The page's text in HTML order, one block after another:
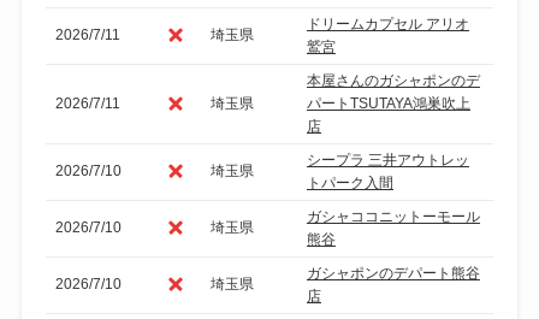
2026/7/11 埼玉県
ドリームカプセル アリオ
鷲宮
2026/7/11 埼玉県
本屋さんのガシャポンのデ
パートTSUTAYA鴻巣吹上
店
2026/7/10 埼玉県
シープラ 三井アウトレッ
トパーク入間
2026/7/10 埼玉県
ガシャココニットーモール
熊谷
2026/7/10 埼玉県
ガシャポンのデパート熊谷
店